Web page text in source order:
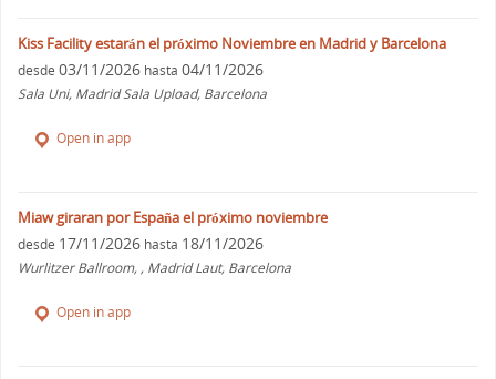
Kiss Facility estarán el próximo Noviembre en Madrid y Barcelona
desde 03/11/2026 hasta 04/11/2026
Sala Uni, Madrid Sala Upload, Barcelona
Open in app
Miaw giraran por España el próximo noviembre
desde 17/11/2026 hasta 18/11/2026
Wurlitzer Ballroom, , Madrid Laut, Barcelona
Open in app